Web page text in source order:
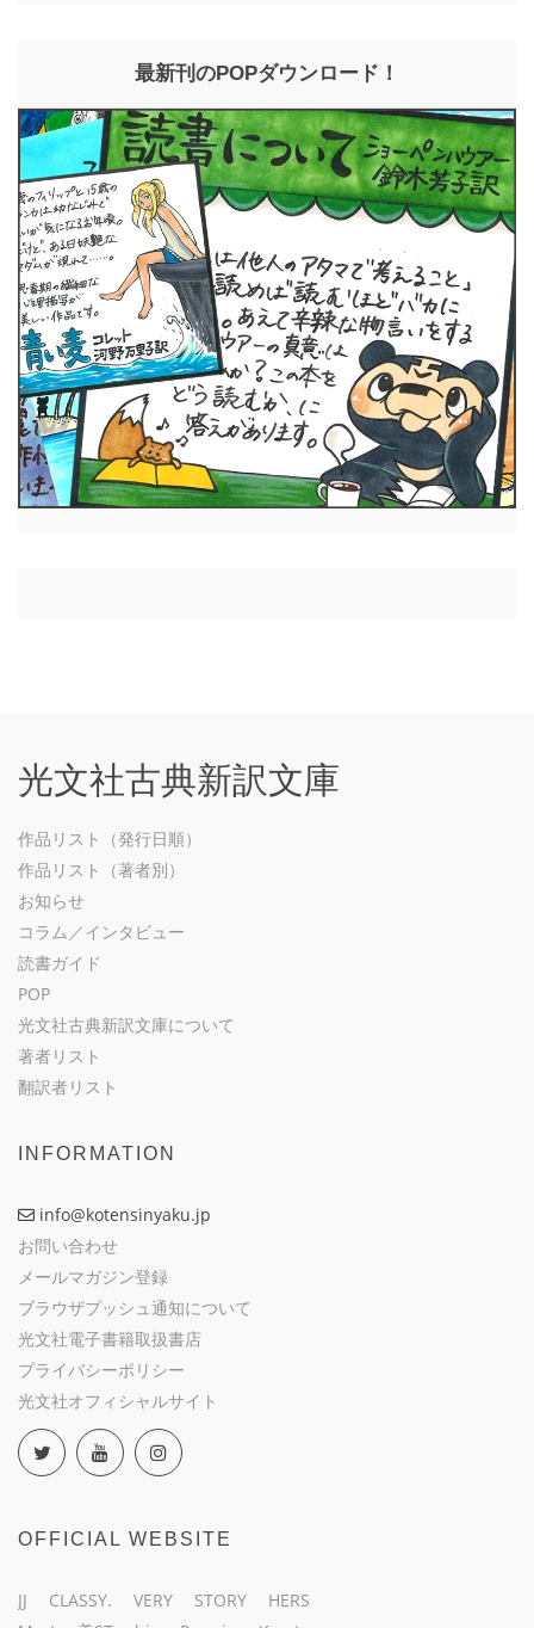
最新刊のPOPダウンロード！
光文社古典新訳文庫
作品リスト（発行日順）
作品リスト（著者別）
お知らせ
コラム／インタビュー
読書ガイド
POP
光文社古典新訳文庫について
著者リスト
翻訳者リスト
INFORMATION
info@kotensinyaku.jp
お問い合わせ
メールマガジン登録
ブラウザプッシュ通知について
光文社電子書籍取扱書店
プライバシーポリシー
光文社オフィシャルサイト
OFFICIAL WEBSITE
JJ CLASSY. VERY STORY
HERS